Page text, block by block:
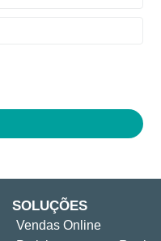
SOLUÇÕES
Vendas Online